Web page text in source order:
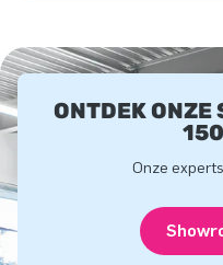
ONTDEK ONZE
Onze